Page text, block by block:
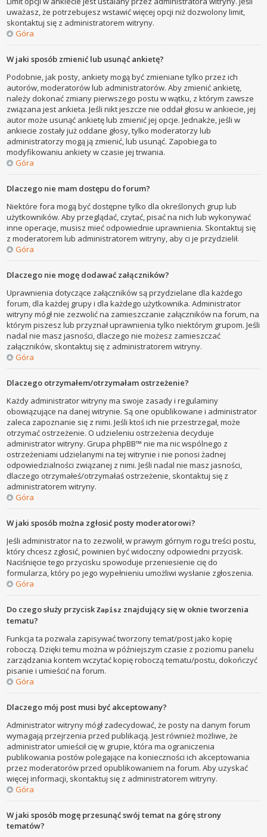
uważasz, że potrzebujesz wstawić więcej opcji niż dozwolony limit,
skontaktuj się z administratorem witryny.
Góra
W jaki sposób zmienić lub usunąć ankietę?
Podobnie, jak posty, ankiety mogą być zmieniane tylko przez ich
autorów, moderatorów lub administratorów. Aby zmienić ankietę,
należy dokonać zmiany pierwszego postu w wątku, z którym zawsze
związana jest ankieta. Jeśli nikt jeszcze nie oddał głosu w ankiecie, jej
autor może usunąć ankietę lub zmienić jej opcje. Jednakże, jeśli w
ankiecie zostały już oddane głosy, tylko moderatorzy lub
administratorzy mogą ją zmienić, lub usunąć. Zapobiega to
modyfikowaniu ankiety w czasie jej trwania.
Góra
Dlaczego nie mam dostępu do forum?
Niektóre fora mogą być dostępne tylko dla określonych grup lub
użytkowników. Aby przeglądać, czytać, pisać na nich lub wykonywać
inne operacje, musisz mieć odpowiednie uprawnienia. Skontaktuj się
z moderatorem lub administratorem witryny, aby ci je przydzielił.
Góra
Dlaczego nie mogę dodawać załączników?
Uprawnienia dotyczące załączników są przydzielane dla każdego
forum, dla każdej grupy i dla każdego użytkownika. Administrator
witryny mógł nie zezwolić na zamieszczanie załączników na forum, na
którym piszesz lub przyznał uprawnienia tylko niektórym grupom. Jeśli
nadal nie masz jasności, dlaczego nie możesz zamieszczać
załączników, skontaktuj się z administratorem witryny.
Góra
Dlaczego otrzymałem/otrzymałam ostrzeżenie?
Każdy administrator witryny ma swoje zasady i regulaminy
obowiązujące na danej witrynie. Są one opublikowane i administrator
zaleca zapoznanie się z nimi. Jeśli ktoś ich nie przestrzegał, może
otrzymać ostrzeżenie. O udzieleniu ostrzeżenia decyduje
administrator witryny. Grupa phpBB™ nie ma nic wspólnego z
ostrzeżeniami udzielanymi na tej witrynie i nie ponosi żadnej
odpowiedzialności związanej z nimi. Jeśli nadal nie masz jasności,
dlaczego otrzymałeś/otrzymałaś ostrzeżenie, skontaktuj się z
administratorem witryny.
Góra
W jaki sposób można zgłosić posty moderatorowi?
Jeśli administrator na to zezwolił, w prawym górnym rogu treści postu,
który chcesz zgłosić, powinien być widoczny odpowiedni przycisk.
Naciśnięcie tego przycisku spowoduje przeniesienie cię do
formularza, który po jego wypełnieniu umożliwi wysłanie zgłoszenia.
Góra
Do czego służy przyciskZapisz znajdujący się w oknie tworzenia
tematu?
Funkcja ta pozwala zapisywać tworzony temat/post jako kopię
roboczą. Dzięki temu można w późniejszym czasie z poziomu panelu
zarządzania kontem wczytać kopię roboczą tematu/postu, dokończyć
pisanie i umieścić na forum.
Góra
Dlaczego mój post musi być akceptowany?
Administrator witryny mógł zadecydować, że posty na danym forum
wymagają przejrzenia przed publikacją. Jest również możliwe, że
administrator umieścił cię w grupie, która ma ograniczenia
publikowania postów polegające na konieczności ich akceptowania
przez moderatorów przed opublikowaniem na forum. Aby uzyskać
więcej informacji, skontaktuj się z administratorem witryny.
Góra
W jaki sposób mogę przesunąć swój temat na górę strony
tematów?